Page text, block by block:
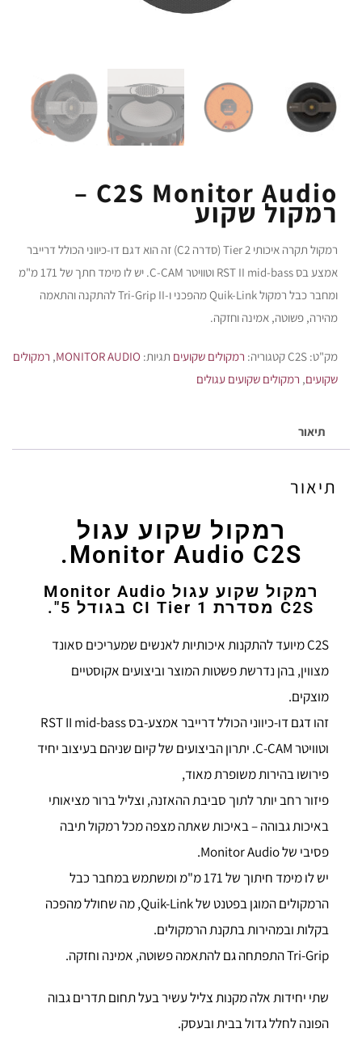
C2S Monitor Audio –
רמקול שקוע
רמקול תקרה איכותי Tier 2 (סדרה C2) זה הוא דגם דו-כיווני הכולל דרייבר
אמצע בס RST II mid-bass וטוויטר C-CAM. יש לו מימד חתך של 171 מ"מ
ומחבר כבל רמקול Quik-Link מהפכני ו-Tri-Grip II להתקנה והתאמה
מהירה, פשוטה, אמינה וחזקה.
מק"ט: C2Sקטגוריה: רמקולים שקועים תגיות: MONITOR AUDIO
, רמקולים
שקועים, רמקולים שקועים עגולים
תיאור
תיאור
רמקול שקוע עגול
Monitor Audio C2S.
רמקול שקוע עגול Monitor Audio
C2S מסדרת CI Tier 1 בגודל 5".
C2S מיועד להתקנות איכותיות לאנשים שמעריכים סאונד
מצווין, בהן נדרשת פשטות המוצר וביצועים אקוסטיים
מוצקים.
זהו דגם דו-כיווני הכולל דרייבר אמצע-בס RST II mid-bass
וטוויטר C-CAM. יתרון הביצועים של קיום שניהם בעיצוב יחיד
פירושו בהירות משופרת מאוד,
פיזור רחב יותר לתוך סביבת ההאזנה, וצליל ברור מציאותי
באיכות גבוהה – באיכות שאתה מצפה מכל רמקול תיבה
פסיבי של Monitor Audio.
יש לו מימד חיתוך של 171 מ"מ ומשתמש במחבר כבל
הרמקולים המוגן בפטנט של Quik-Link, מה שחולל מהפכה
בקלות ובמהירות בתקנת הרמקולים.
Tri-Grip התפתחה גם להתאמה פשוטה, אמינה וחזקה.
שתי יחידות אלה מקנות צליל עשיר בעל תחום תדרים גבוה
הפונה לחלל גדול בבית ובעסק.